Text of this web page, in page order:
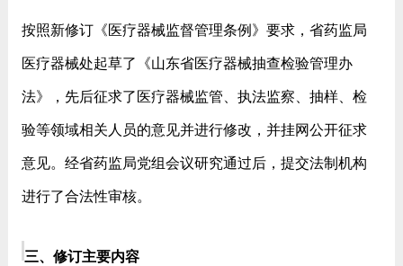
按照新修订《医疗器械监督管理条例》要求，省药监局
医疗器械处起草了《山东省医疗器械抽查检验管理办
法》，先后征求了医疗器械监管、执法监察、抽样、检
验等领域相关人员的意见并进行修改，并挂网公开征求
意见。经省药监局党组会议研究通过后，提交法制机构
进行了合法性审核。
三、修订主要内容